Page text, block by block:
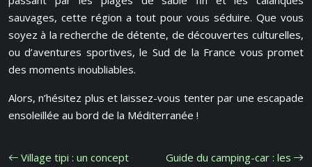
sauvages, cette région a tout pour vous séduire. Que vous
soyez à la recherche de détente, de découvertes culturelles,
ou d’aventures sportives, le Sud de la France vous promet
des moments inoubliables.
Alors, n’hésitez plus et laissez-vous tenter par une escapade
ensoleillée au bord de la Méditerranée !
Village tipi : un concept
Guide du camping-car : les